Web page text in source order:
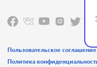
Пользовательское соглашение
Политика